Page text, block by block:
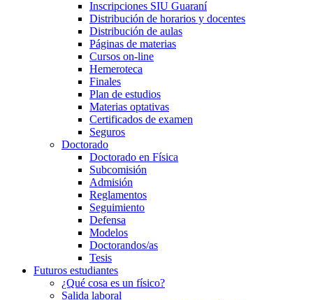
Inscripciones SIU Guaraní
Distribución de horarios y docentes
Distribución de aulas
Páginas de materias
Cursos on-line
Hemeroteca
Finales
Plan de estudios
Materias optativas
Certificados de examen
Seguros
Doctorado
Doctorado en Física
Subcomisión
Admisión
Reglamentos
Seguimiento
Defensa
Modelos
Doctorandos/as
Tesis
Futuros estudiantes
¿Qué cosa es un físico?
Salida laboral